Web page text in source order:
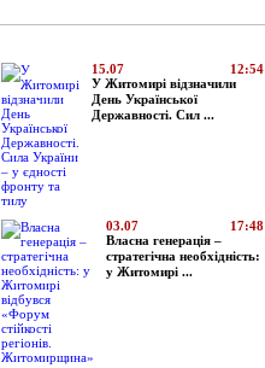
15.07
12:54
У Житомирі відзначили
День Української
Державності. Сил ...
03.07
17:48
Власна генерація –
стратегічна необхідність:
у Житомирі ...